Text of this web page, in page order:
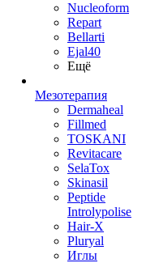
Nucleoform
Repart
Bellarti
Ejal40
Ещё
Мезотерапия
Dermaheal
Fillmed
TOSKANI
Revitacare
SelaTox
Skinasil
Peptide
Introlypolise
Hair-X
Pluryal
Иглы